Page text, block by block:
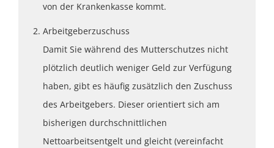
von der Krankenkasse kommt.
Arbeitgeberzuschuss
Damit Sie während des Mutterschutzes nicht
plötzlich deutlich weniger Geld zur Verfügung
haben, gibt es häufig zusätzlich den Zuschuss
des Arbeitgebers. Dieser orientiert sich am
bisherigen durchschnittlichen
Nettoarbeitsentgelt und gleicht (vereinfacht